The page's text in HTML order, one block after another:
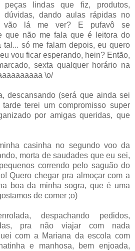
peças lindas que fiz, produtos,
dúvidas, dando aulas rápidas no
vão lá me ver? E pufavô se
que não me fala que é leitora do
tal... só me falam depois, eu quero
vou ficar esperando, hein? Então,
sexta qualquer horário na
\o/
descansando (será que ainda sei
terei um compromisso super
por amigas queridas, que
casinha no segundo voo da
morta de saudades que eu sei,
correndo pelo saguão do
Quero chegar pra almoçar com a
boa da minha sogra, que é uma
de comer ;o)
despachando pedidos,
pra não viajar com nada
com a Mariana da escola com
e manhosa, bem enjoada,